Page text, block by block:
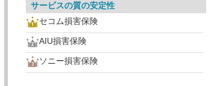
サービスの質の安定性
セコム損害保険
AIU損害保険
ソニー損害保険